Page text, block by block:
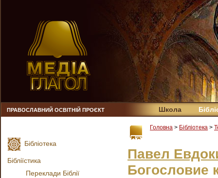
ПРАВОСЛАВНИЙ ОСВІТНІЙ ПРОЄКТ Школа
Головна > Бібліотека >
Павел
Богословие
Бібліотека
Бібліїстика
Переклади Біблії